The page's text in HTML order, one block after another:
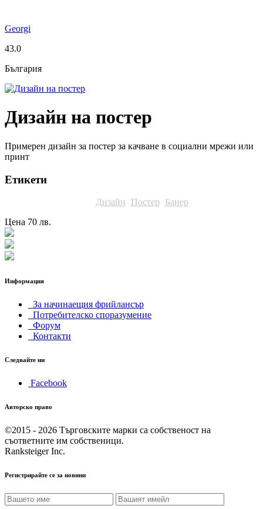
Georgi
43.0
България
Дизайн на постер
Примерен дизайн за постер за качване в социални мрежи или
принт
Етикети
Дизайн Постер
Банер
Цена 70 лв.
Информация
За начинаещия фрийлансър
Потребителско споразумение
Форум
Контакти
Следвайте ни
Facebook
Авторско право
©2015 - 2026 Търговските марки са собственост на
съответните им собственици.
Ranksteiger Inc.
Регистрирайте се за новини